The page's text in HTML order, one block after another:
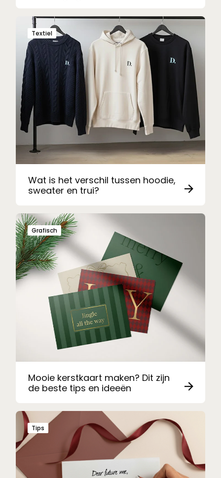
Wat is het verschil tussen hoodie,
sweater en trui?
Textiel
Mooie kerstkaart maken? Dit zijn
de beste tips en ideeën
Grafisch
Tips